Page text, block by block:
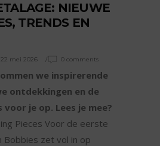
NIEUWE
TRENDS EN
22 mei 2026 0 comments
we inspirerende
ontdekkingen en de
je op. Lees je mee?
Pieces Voor de eerste
Bobbies zet vol in op